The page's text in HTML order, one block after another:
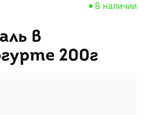
В наличии
в
200г